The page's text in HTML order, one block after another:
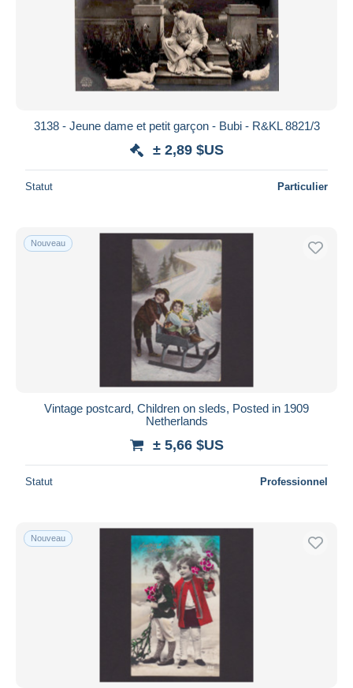
3138 - Jeune dame et petit garçon - Bubi - R&KL 8821/3
± 2,89 $US
Statut Particulier
Nouveau
Vintage postcard, Children on sleds, Posted in 1909
Netherlands
± 5,66 $US
Statut Professionnel
Nouveau